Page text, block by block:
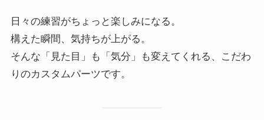
日々の練習がちょっと楽しみになる。
構えた瞬間、気持ちが上がる。
そんな「見た目」も「気分」も変えてくれる、こだわ
りのカスタムパーツです。